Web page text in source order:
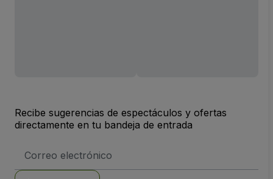
Recibe sugerencias de espectáculos y ofertas
directamente en tu bandeja de entrada
de